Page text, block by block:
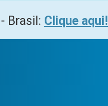
Brasil: Clique aqui!